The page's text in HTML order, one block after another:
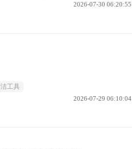
2026-07-30 06:20:55
工具
2026-07-29 06:10:04